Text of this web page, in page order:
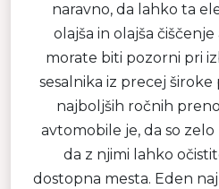
naravno, da lahko ta
olajša in olajša
morate biti pozorni pri
sesalnika iz precej
najboljših ročnih
avtomobile je, da so
da z njimi lahko
dostopna mesta. Eden